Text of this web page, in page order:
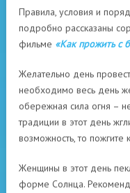
Правила, условия и
подробно рассказаны
фильме «Как прожить с
Желательно день
необходимо весь день
обережная сила огня –
традиции в этот день
возможность, то пожгите
Женщины в этот день
форме Солнца.